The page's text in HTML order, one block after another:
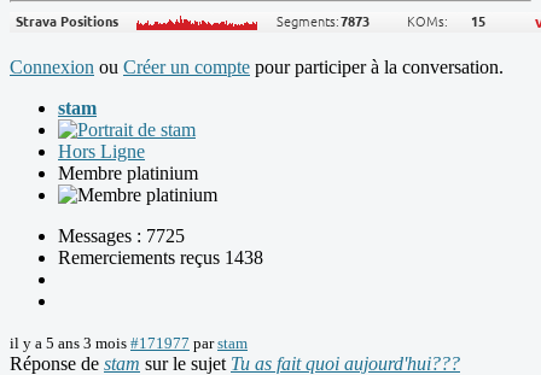
Connexion ou Créer un compte pour participer à la conversation.
stam
Hors Ligne
Membre platinium
Messages : 7725
Remerciements reçus 1438
il y a 5 ans 3 mois #171977 parstam
Réponse de stam sur le sujet Tu as fait quoi aujourd'hui???